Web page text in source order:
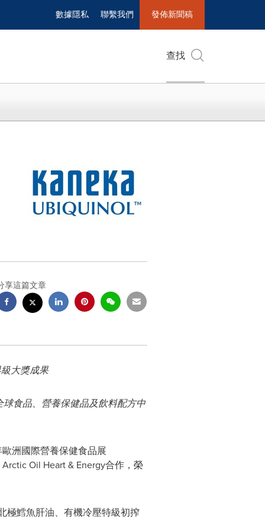
數據隱私 聯繫我們 發佈新聞稿
查找
享這篇文章
大獎成果
食品、營養保健品及飲料配方中
洲國際營養保健食品展
Oil Heart & Energy合作，榮
極鱈魚肝油、有機冷壓特級初搾